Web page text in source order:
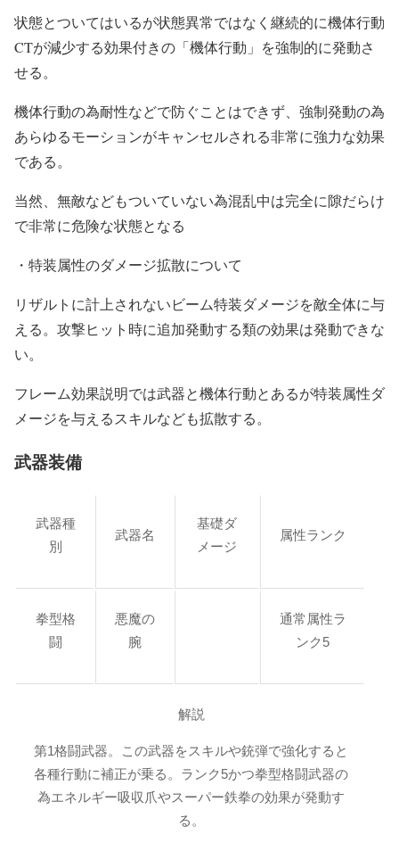
状態とついてはいるが状態異常ではなく継続的に機体行動
CTが減少する効果付きの「機体行動」を強制的に発動さ
せる。
機体行動の為耐性などで防ぐことはできず、強制発動の為
あらゆるモーションがキャンセルされる非常に強力な効果
である。
当然、無敵などもついていない為混乱中は完全に隙だらけ
で非常に危険な状態となる
・特装属性のダメージ拡散について
リザルトに計上されないビーム特装ダメージを敵全体に与
える。攻撃ヒット時に追加発動する類の効果は発動できな
い。
フレーム効果説明では武器と機体行動とあるが特装属性ダ
メージを与えるスキルなども拡散する。
武器装備
武器種
別
武器名
基礎ダ
メージ
属性ランク
拳型格
闘
悪魔の
腕
通常属性ラ
ンク5
解説
第1格闘武器。この武器をスキルや銃弾で強化すると
各種行動に補正が乗る。ランク5かつ拳型格闘武器の
為エネルギー吸収爪やスーパー鉄拳の効果が発動す
る。